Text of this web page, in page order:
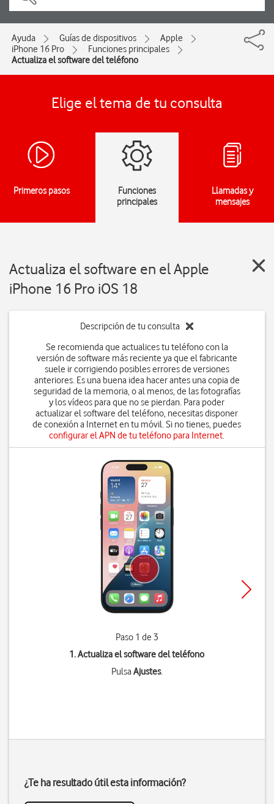
Ayuda Guías de dispositivos
Apple
iPhone 16 Pro
Funciones principales
Actualiza el software del teléfono
Elige el tema de tu consulta
Primeros pasos
Funciones
principales
Llamadas y
mensajes
Actualiza el software en el Apple
iPhone 16 Pro iOS 18
Descripción de tu consulta
Se recomienda que actualices tu teléfono con la
versión de software más reciente ya que el fabricante
suele ir corrigiendo posibles errores de versiones
anteriores. Es una buena idea hacer antes una copia de
seguridad de la memoria, o al menos, de las fotografías
y los vídeos para que no se pierdan. Para poder
actualizar el software del teléfono, necesitas disponer
de conexión a Internet en tu móvil. Si no tienes, puedes
configurar el APN de tu teléfono para Internet.
Paso 1 de 3
1. Actualiza el software del teléfono
PulsaAjustes.
¿Te ha resultado útil esta información?